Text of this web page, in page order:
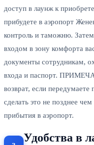
доступ в лаунж к
прибудете в аэропорт
контроль и таможню.
входом в зону комфорта
документы сотрудникам,
входа и паспорт.
возврат, если
сделать это не позднее
прибытия в аэропорт.
Удобства в